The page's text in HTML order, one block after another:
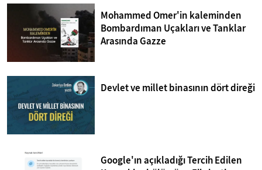
Mohammed Omer'in kaleminden
Bombardıman Uçakları ve Tanklar
Arasında Gazze
Devlet ve millet binasının dört direği
Google'ın açıkladığı Tercih Edilen